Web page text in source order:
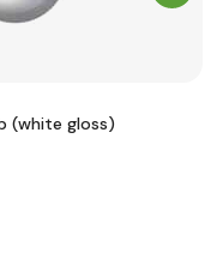
(white gloss)